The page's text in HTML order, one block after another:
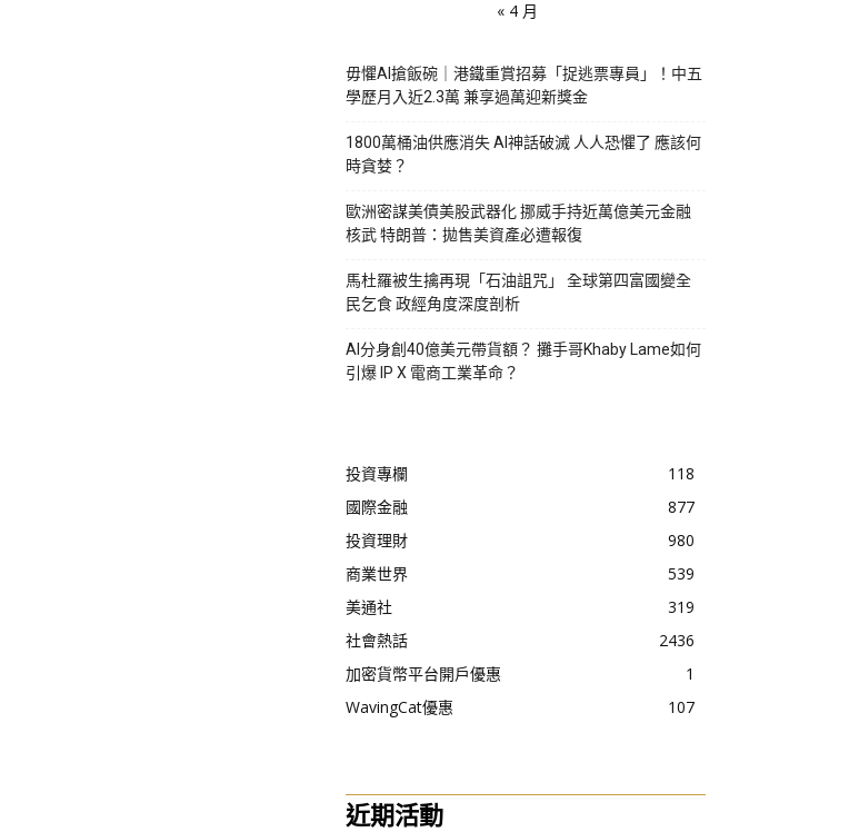
« 4 月
毋懼AI搶飯碗｜港鐵重賞招募「捉逃票專員」！中五
學歷月入近2.3萬 兼享過萬迎新獎金
1800萬桶油供應消失 AI神話破滅 人人恐懼了 應該何
時貪婪？
歐洲密謀美債美股武器化 挪威手持近萬億美元金融
核武 特朗普：拋售美資產必遭報復
馬杜羅被生擒再現「石油詛咒」 全球第四富國變全
民乞食 政經角度深度剖析
AI分身創40億美元帶貨額？ 攤手哥Khaby Lame如何
引爆 IP X 電商工業革命？
投資專欄
118
國際金融
877
投資理財
980
商業世界
539
美通社
319
社會熱話
2436
加密貨幣平台開戶優惠
1
WavingCat優惠
107
近期活動